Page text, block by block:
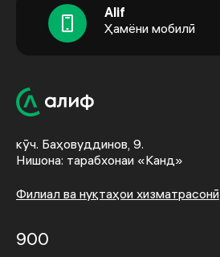
Alif
Ҳамёни мобилӣ
кӯч. Баҳовуддинов, 9.
Нишона: тарабхонаи «Канд»
Филиал ва нуқтаҳои хизматрасонӣ
900